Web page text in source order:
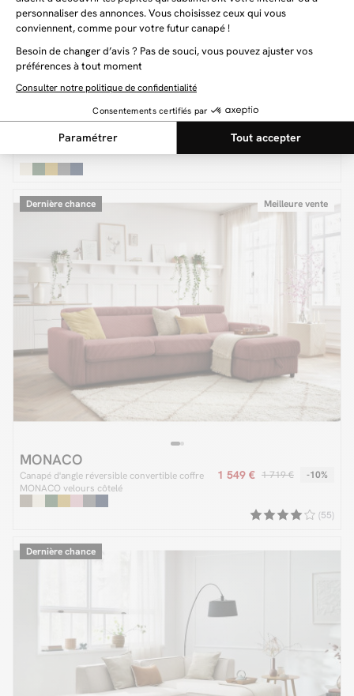
LEONARD
Canapé d'angle fixe LEONARD tissu texturé 1 419 € 1 599 €
Meilleure vente
Dernière chance
MONACO
Canapé d'angle réversible convertible coffre
MONACO velours côtelé
1 549 € 1 719 € -10%
(55)
Dernière chance